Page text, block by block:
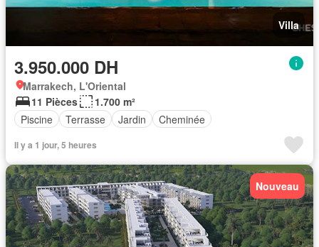
Villa
3.950.000 DH
Marrakech, L'Oriental
11 Pièces
1.700 m²
Piscine
Terrasse Jardin Cheminée
Il y a 1 jour, 5 heures
Nouveau